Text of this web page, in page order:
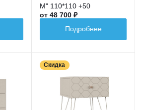
М" 110*110 +50
от 48 700 ₽
Подробнее
Скидка